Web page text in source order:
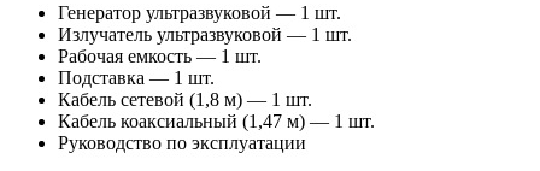
Генератор ультразвуковой — 1 шт.
Излучатель ультразвуковой — 1 шт.
Рабочая емкость — 1 шт.
Подставка — 1 шт.
Кабель сетевой (1,8 м) — 1 шт.
Кабель коаксиальный (1,47 м) — 1 шт.
Руководство по эксплуатации